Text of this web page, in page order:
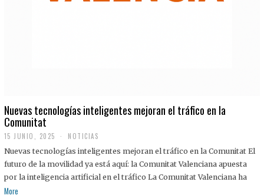
Nuevas tecnologías inteligentes mejoran el tráfico en la
Comunitat
15 JUNIO, 2025 NOTICIAS
Nuevas tecnologías inteligentes mejoran el tráfico en la Comunitat El
futuro de la movilidad ya está aquí: la Comunitat Valenciana apuesta
por la inteligencia artificial en el tráfico La Comunitat Valenciana ha
More